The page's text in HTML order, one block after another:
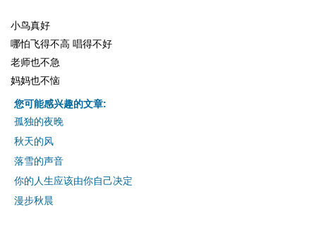
小鸟真好
哪怕飞得不高 唱得不好
老师也不急
妈妈也不恼
您可能感兴趣的文章:
孤独的夜晚
秋天的风
落雪的声音
你的人生应该由你自己决定
漫步秋晨